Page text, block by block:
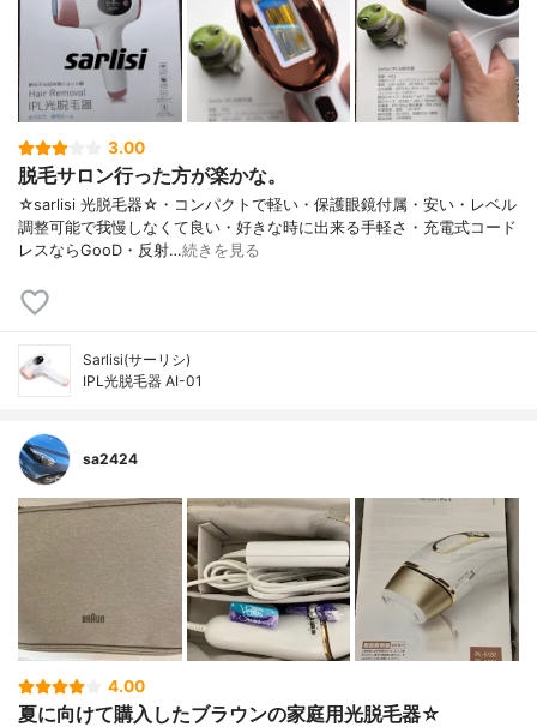
3.00
脱毛サロン行った方が楽かな。
☆sarlisi 光脱毛器☆・コンパクトで軽い・保護眼鏡付属・安い・レベル
調整可能で我慢しなくて良い・好きな時に出来る手軽さ・充電式コード
レスならGooD・反射…続きを見る
Sarlisi(サーリシ)
IPL光脱毛器 AI-01
sa2424
4.00
夏に向けて購入したブラウンの家庭用光脱毛器☆